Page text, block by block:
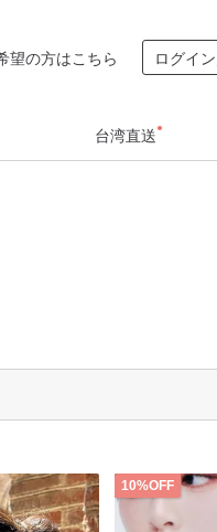
望の方はこちら ログイ
台湾直送
10%OFF